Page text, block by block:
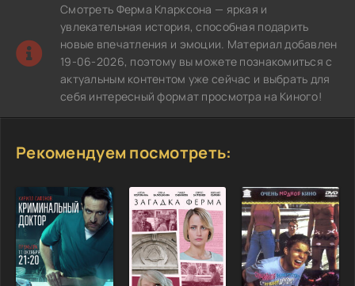
Смотреть Ферма Кларксона — яркая и
увлекательная история, способная подарить
новые впечатления и эмоции. Материал добавлен
19-06-2026, поэтому вы можете познакомиться с
актуальным контентом уже сейчас и выбрать для
себя интересный формат просмотра на Киного!
Рекомендуем посмотреть: